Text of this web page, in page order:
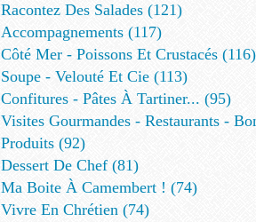
Racontez Des Salades (121)
Accompagnements (117)
Côté Mer - Poissons Et Crustacés (116)
Soupe - Velouté Et Cie (113)
Confitures - Pâtes À Tartiner... (95)
Visites Gourmandes - Restaurants -
Produits (92)
Dessert De Chef (81)
Ma Boite À Camembert ! (74)
Vivre En Chrétien (74)